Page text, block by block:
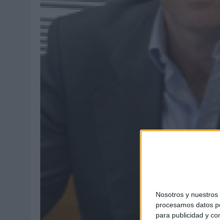
Nosotros y nuestros
procesamos datos
para publicidad y
MONEDA”
07/08/2026